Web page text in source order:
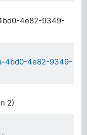
4e82-9349-
4bd0-4e82-9349-
2)